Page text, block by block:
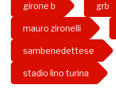
girone b grb
mauro zironelli
sambenedettese
stadio lino turina